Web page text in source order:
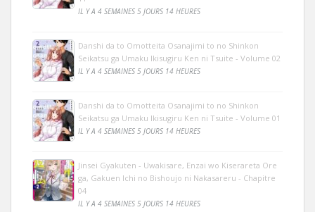
IL Y A 4 SEMAINES 5 JOURS 14 HEURES
Danshi da to Omotteita Osanajimi to no Shinkon
Seikatsu ga Umaku Ikisugiru Ken ni Tsuite - Volume 02
IL Y A 4 SEMAINES 5 JOURS 14 HEURES
Danshi da to Omotteita Osanajimi to no Shinkon
Seikatsu ga Umaku Ikisugiru Ken ni Tsuite - Volume 01
IL Y A 4 SEMAINES 5 JOURS 14 HEURES
Jinsei Gyakuten - Uwakisare, Enzai wo Kiserareta Ore
ga, Gakuen Ichi no Bishoujo ni Nakasareru - Chapitre
04
IL Y A 4 SEMAINES 5 JOURS 14 HEURES